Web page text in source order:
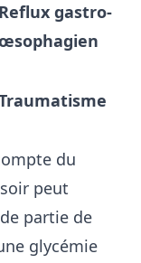
Reflux gastro-
du
peut
partie de
glycémie